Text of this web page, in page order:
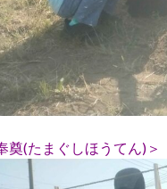
奠(たまぐしほうてん)＞